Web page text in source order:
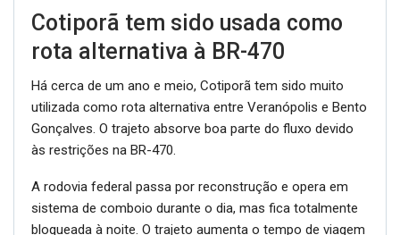
Cotiporã tem sido usada como
rota alternativa à BR-470
Há cerca de um ano e meio, Cotiporã tem sido muito
utilizada como rota alternativa entre Veranópolis e Bento
Gonçalves. O trajeto absorve boa parte do fluxo devido
às restrições na BR-470.
A rodovia federal passa por reconstrução e opera em
sistema de comboio durante o dia, mas fica totalmente
bloqueada à noite. O trajeto aumenta o tempo de viagem